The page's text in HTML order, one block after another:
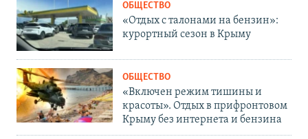
ОБЩЕСТВО
«Отдых с талонами на бензин»:
курортный сезон в Крыму
ОБЩЕСТВО
«Включен режим тишины и
красоты». Отдых в прифронтовом
Крыму без интернета и бензина